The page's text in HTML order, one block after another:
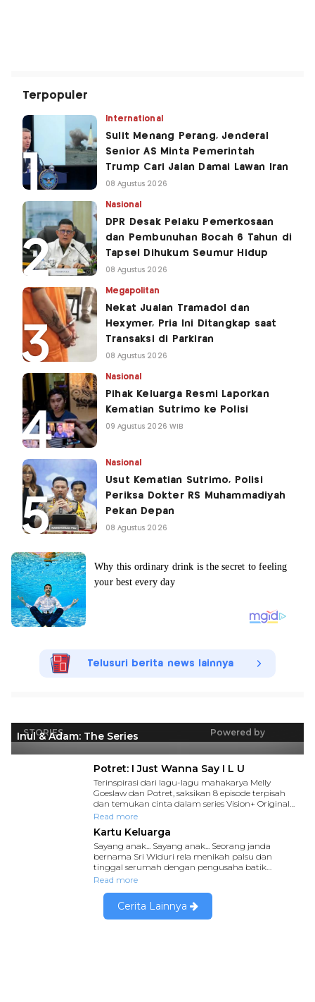
Terpopuler
International
Sulit Menang Perang, Jenderal
Senior AS Minta Pemerintah
Trump Cari Jalan Damai Lawan Iran
08 Agustus 2026
Nasional
DPR Desak Pelaku Pemerkosaan
dan Pembunuhan Bocah 6 Tahun di
Tapsel Dihukum Seumur Hidup
08 Agustus 2026
Megapolitan
Nekat Jualan Tramadol dan
Hexymer, Pria Ini Ditangkap saat
Transaksi di Parkiran
08 Agustus 2026
Nasional
Pihak Keluarga Resmi Laporkan
Kematian Sutrimo ke Polisi
09 Agustus 2026 WIB
Nasional
Usut Kematian Sutrimo, Polisi
Periksa Dokter RS Muhammadiyah
Pekan Depan
08 Agustus 2026
Telusuri berita news lainnya